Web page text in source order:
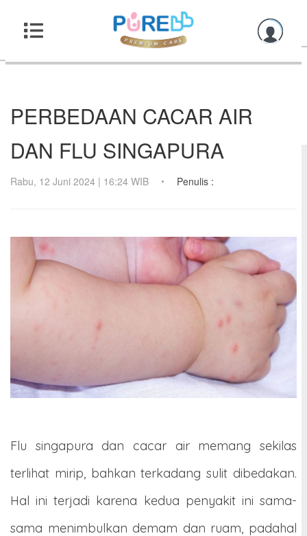
PERBEDAAN CACAR AIR
DAN FLU SINGAPURA
Rabu, 12 Juni 2024 | 16:24 WIB Penulis :
Flu singapura dan cacar air memang sekilas
terlihat mirip, bahkan terkadang sulit dibedakan.
Hal ini terjadi karena kedua penyakit ini sama-
sama menimbulkan demam dan ruam, padahal